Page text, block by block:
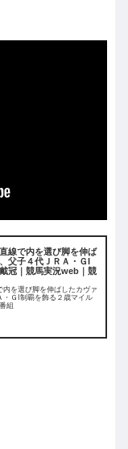
線で内を選び脚を伸ば
父子４代ＪＲＡ・ＧI
冠｜競馬実況web｜競
内を選び脚を伸ばしたカヴァ
・ＧI制覇を飾る２歳マイル
組